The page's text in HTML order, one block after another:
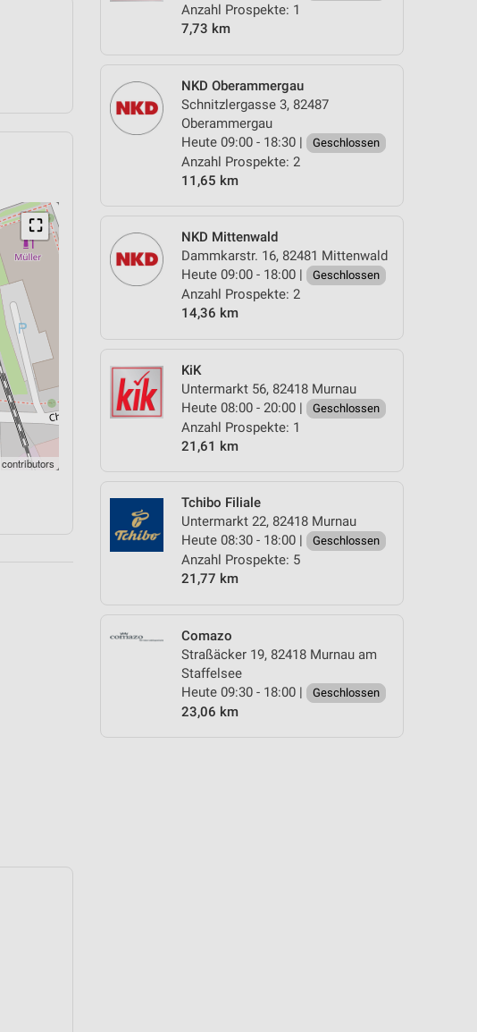
Anzahl Prospekte: 1
7,73 km
NKD Oberammergau
Schnitzlergasse 3, 82487
Oberammergau
Heute 09:00 - 18:30 |
Geschlossen
Anzahl Prospekte: 2
11,65 km
NKD Mittenwald
Dammkarstr. 16, 82481 Mittenwald
Heute 09:00 - 18:00 |
Geschlossen
Anzahl Prospekte: 2
14,36 km
KiK
Untermarkt 56, 82418 Murnau
Heute 08:00 - 20:00 |
Geschlossen
Anzahl Prospekte: 1
21,61 km
Tchibo Filiale
Untermarkt 22, 82418 Murnau
Heute 08:30 - 18:00 |
Geschlossen
Anzahl Prospekte: 5
21,77 km
Comazo
Straßäcker 19, 82418 Murnau am
Staffelsee
Heute 09:30 - 18:00 |
Geschlossen
23,06 km
⛶
contributors